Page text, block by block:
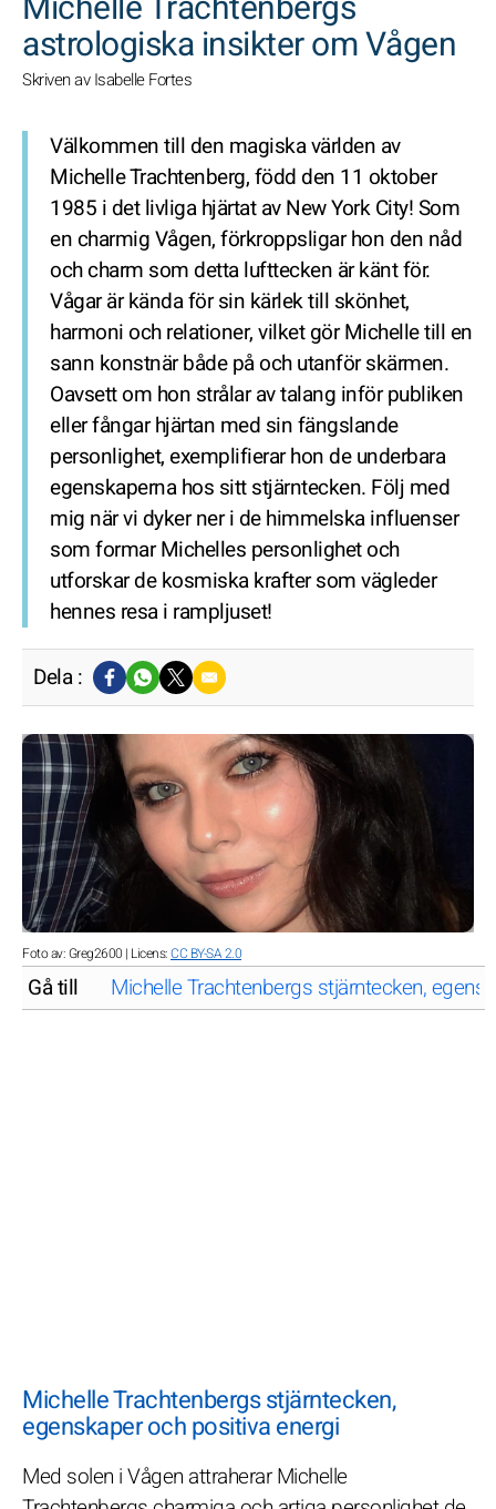
astrologiska insikter om Vågen
Skriven av Isabelle Fortes
Välkommen till den magiska världen av
Michelle Trachtenberg, född den 11 oktober
1985 i det livliga hjärtat av New York City! Som
en charmig Vågen, förkroppsligar hon den nåd
och charm som detta lufttecken är känt för.
Vågar är kända för sin kärlek till skönhet,
harmoni och relationer, vilket gör Michelle till en
sann konstnär både på och utanför skärmen.
Oavsett om hon strålar av talang inför publiken
eller fångar hjärtan med sin fängslande
personlighet, exemplifierar hon de underbara
egenskaperna hos sitt stjärntecken. Följ med
mig när vi dyker ner i de himmelska influenser
som formar Michelles personlighet och
utforskar de kosmiska krafter som vägleder
hennes resa i rampljuset!
Dela :
Foto av: Greg2600 | Licens:CC BY-SA 2.0
Gå till Michelle Trachtenbergs stjärntecken,
Michelle Trachtenbergs stjärntecken,
egenskaper och positiva energi
Med solen i Vågen attraherar Michelle